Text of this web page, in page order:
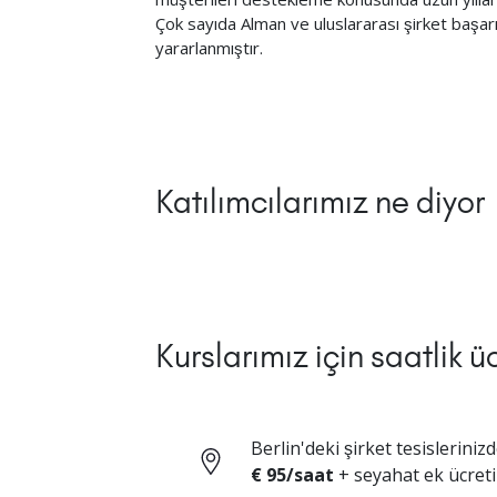
Çok sayıda Alman ve uluslararası şirket
yararlanmıştır.
Katılımcılarımız ne diyor
Kurslarımız için saatlik
Berlin'deki şirket
€ 95/saat + seyahat ek ücreti